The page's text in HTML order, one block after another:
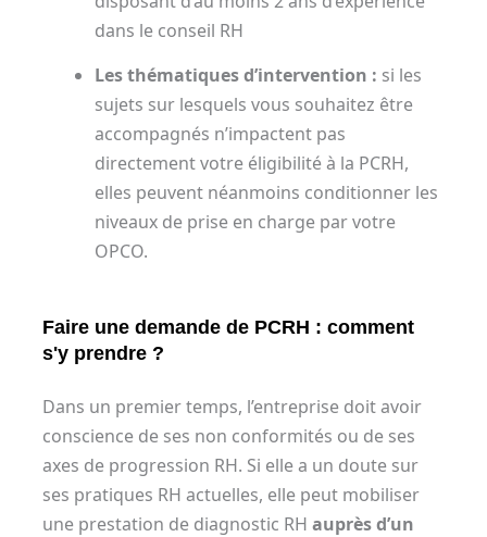
dans le conseil RH
Les thématiques d’intervention : si les
sujets sur lesquels vous souhaitez être
accompagnés n’impactent pas
directement votre éligibilité à la PCRH,
elles peuvent néanmoins conditionner les
niveaux de prise en charge par votre
OPCO.
Faire une demande de PCRH : comment
s'y prendre ?
Dans un premier temps, l’entreprise doit avoir
conscience de ses non conformités ou de ses
axes de progression RH. Si elle a un doute sur
ses pratiques RH actuelles, elle peut mobiliser
une prestation de diagnostic RH auprès d’un